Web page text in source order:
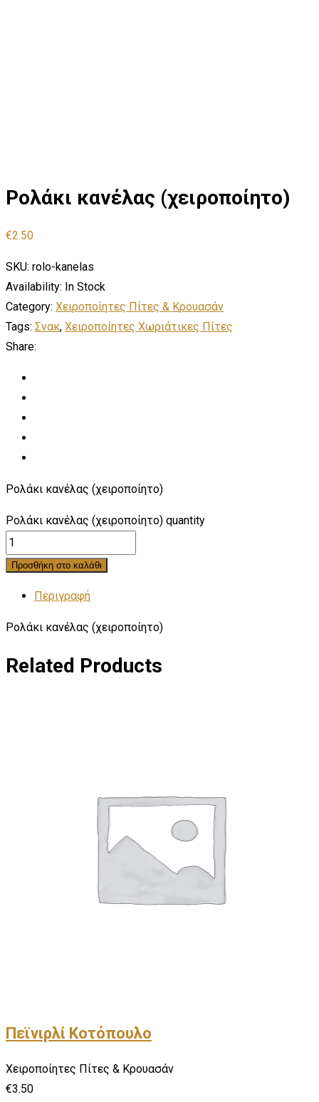
Ρολάκι κανέλας (χειροποίητο)
€2.50
SKU: rolo-kanelas
Availability: In Stock
Category: Χειροποίητες Πίτες & Κρουασάν
Tags: Σνακ, Χειροποίητες Χωριάτικες Πίτες
Share:
Ρολάκι κανέλας (χειροποίητο)
Ρολάκι κανέλας (χειροποίητο) quantity
Προσθήκη στο καλάθι
Περιγραφή
Ρολάκι κανέλας (χειροποίητο)
Related Products
Πεϊνιρλί Κοτόπουλο
Χειροποίητες Πίτες & Κρουασάν
€3.50